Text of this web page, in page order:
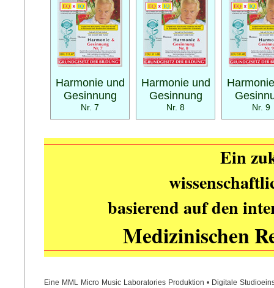
Harmonie und
Gesinnung
Nr. 7
Harmonie und
Gesinnung
Nr. 8 Nr. 9
Ein
basierend auf den
Medizinischen
Eine MML Micro Music Laboratories Produktion • Digitale